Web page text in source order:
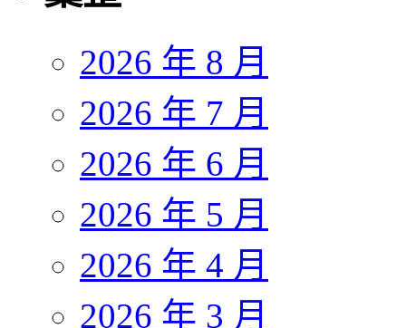
2026 年 8 月
2026 年 7 月
2026 年 6 月
2026 年 5 月
2026 年 4 月
2026 年 3 月